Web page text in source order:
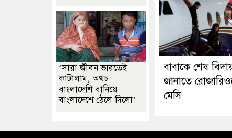
বাবাকে শেষ
জানাতে
মেসি
‘সারা জীবন ভারতেই
কাটালাম, অথচ
বাংলাদেশি বানিয়ে
বাংলাদেশে ঠেলে দিলো’